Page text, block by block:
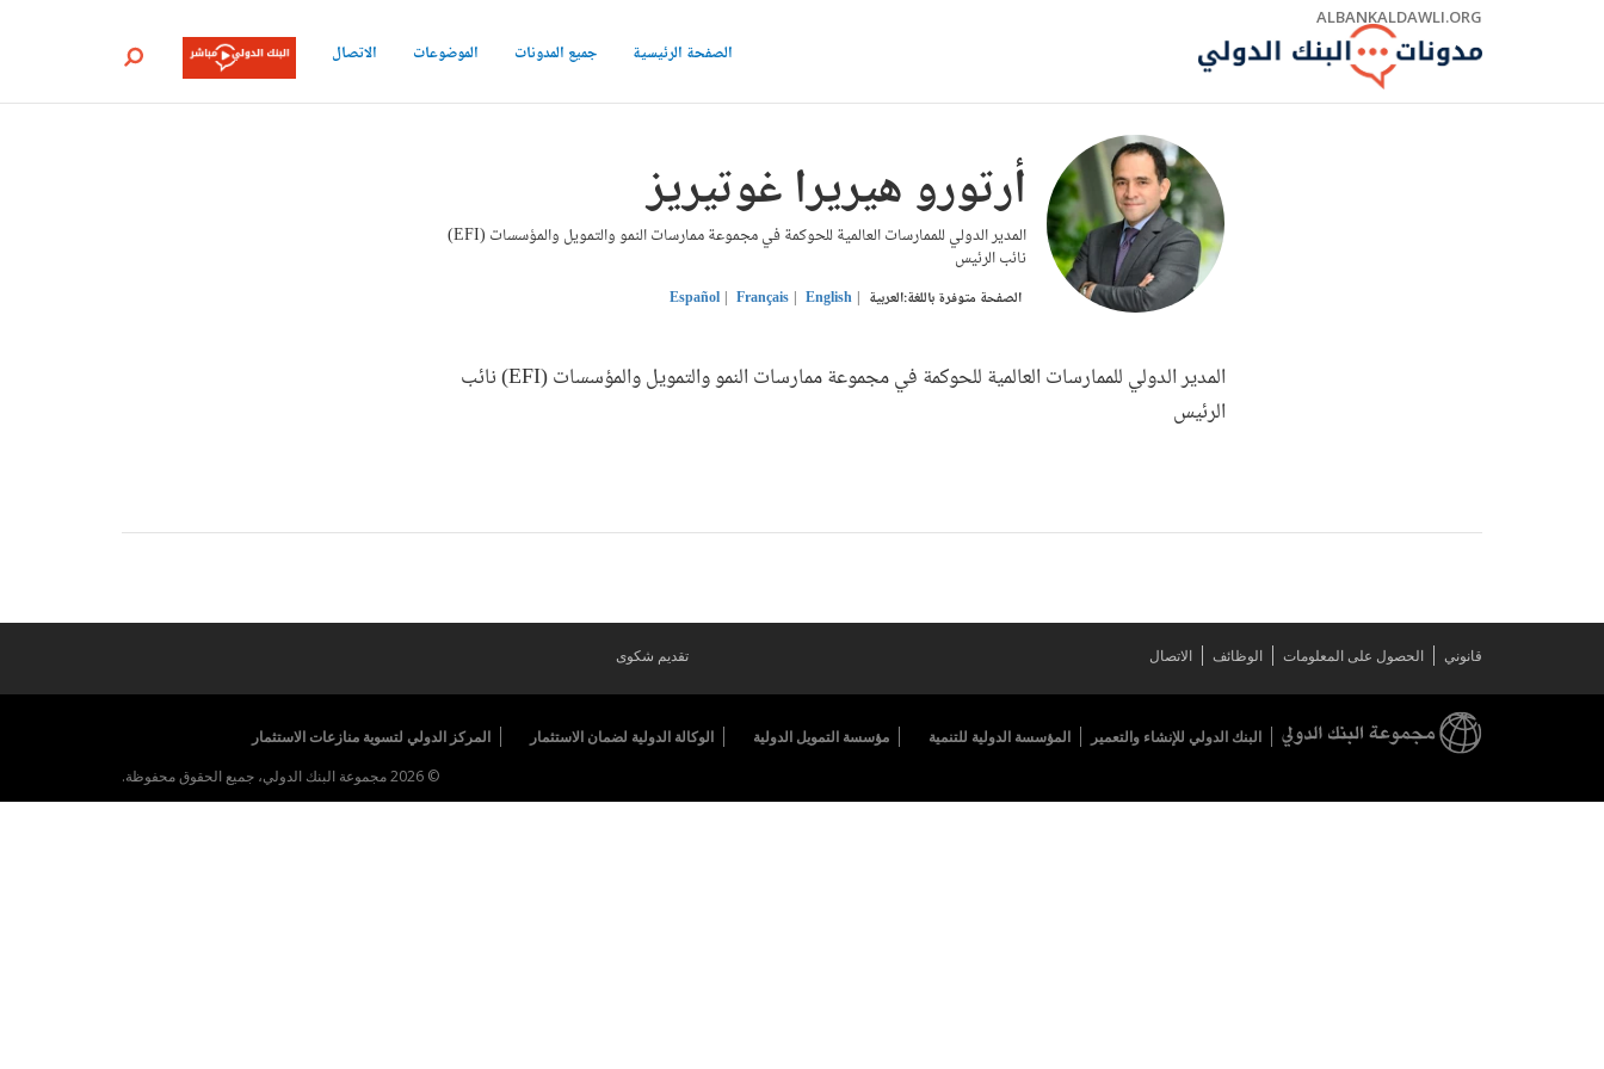
ALBANKALDAWLI.ORG
الصفحة الرئيسية جميع المدونات الموضوعات الاتصال بحث
أرتورو هيريرا غوتيريز
المدير الدولي للممارسات العالمية للحوكمة في مجموعة ممارسات النمو والتمويل والمؤسسات (EFI)
نائب الرئيس
الصفحة متوفرة باللغة:العربية English
Français
Español
المدير الدولي للممارسات العالمية للحوكمة في مجموعة ممارسات النمو والتمويل والمؤسسات (EFI) نائب
الرئيس
قانوني الحصول على المعلومات الوظائف الاتصال تقديم شكوى
البنك الدولي للإنشاء والتعمير المؤسسة الدولية للتنمية مؤسسة التمويل الدولية الوكالة الدولية لضمان الاستثمار
المركز الدولي لتسوية منازعات الاستثمار
© 2026 مجموعة البنك الدولي، جميع الحقوق محفوظة.